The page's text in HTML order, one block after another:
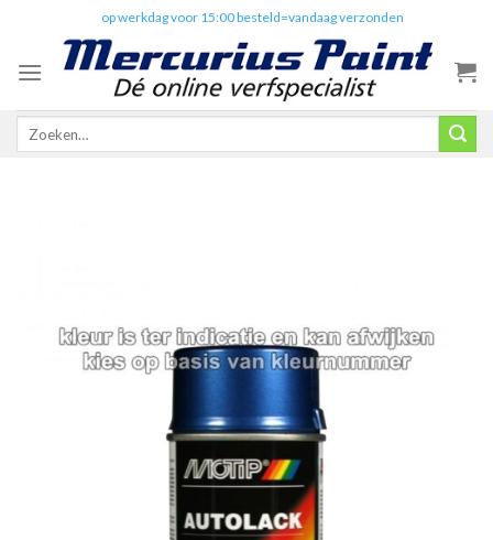
content
op werkdag voor 15:00 besteld=vandaag verzonden
Zoeken